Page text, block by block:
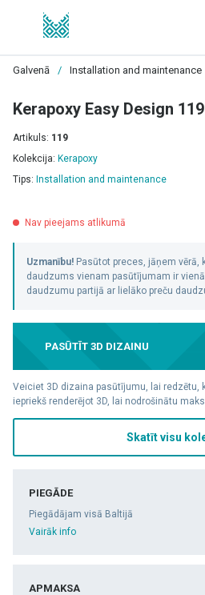
Galvenā / Installation and maintenance
Kerapoxy Easy Design
Artikuls: 119
Kolekcija: Kerapoxy
Tips: Installation and maintenance
Nav pieejams atlikumā
Uzmanību! Pasūtot preces, jāņem vērā,
daudzums vienam pasūtījumam ir
daudzumu partijā ar lielāko preču
PASŪTĪT 3D DIZAINU
Veiciet 3D dizaina pasūtījumu, lai redzētu,
iepriekš renderējot 3D, lai nodrošinātu
Skatīt visu
PIEGĀDE
Piegādājam visā Baltijā
Vairāk info
APMAKSA